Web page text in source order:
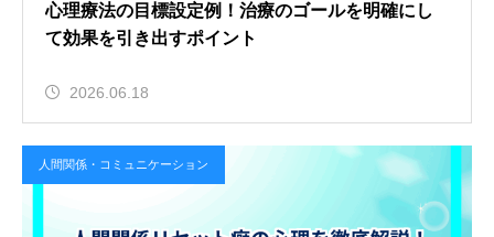
心理療法の目標設定例！治療のゴールを明確にし
て効果を引き出すポイント
2026.06.18
人間関係・コミュニケーション